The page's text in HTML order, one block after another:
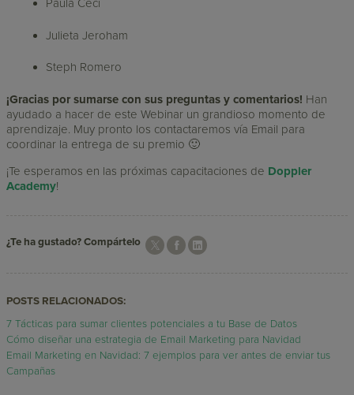
Paula Ceci
Julieta Jeroham
Steph Romero
¡Gracias por sumarse con sus preguntas y comentarios! Han
ayudado a hacer de este Webinar un grandioso momento de
aprendizaje. Muy pronto los contactaremos vía Email para
coordinar la entrega de su premio 🙂
¡Te esperamos en las próximas capacitaciones de Doppler
Academy!
¿Te ha gustado? Compártelo
POSTS RELACIONADOS:
7 Tácticas para sumar clientes potenciales a tu Base de Datos
Cómo diseñar una estrategia de Email Marketing para Navidad
Email Marketing en Navidad: 7 ejemplos para ver antes de enviar tus
Campañas